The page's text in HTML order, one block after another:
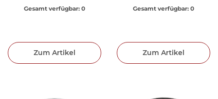
Gesamt verfügbar: 0
Zum Artikel
Gesamt verfügbar: 0
Zum Artikel